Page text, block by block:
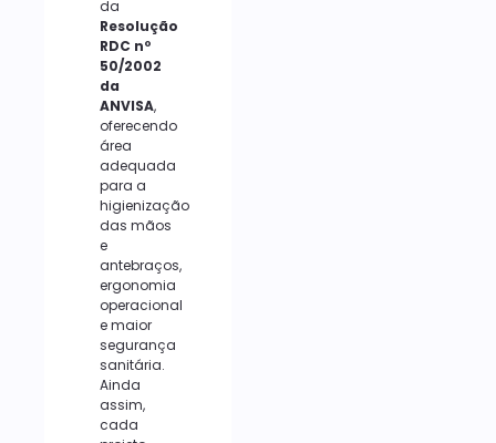
da
Resolução
RDC nº
50/2002
da
ANVISA,
oferecendo
área
adequada
para a
higienização
das mãos
e
antebraços,
ergonomia
operacional
e maior
segurança
sanitária.
Ainda
assim,
cada